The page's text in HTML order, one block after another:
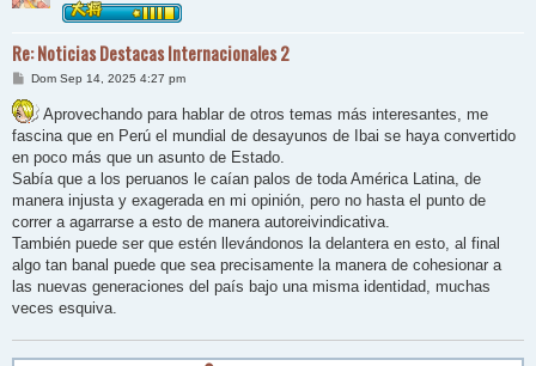
Re: Noticias Destacas Internacionales 2
M
n
s
a
e
Dom Sep 14, 2025 4:27 pm
Aprovechando para hablar de otros temas más interesantes, me
fascina que en Perú el mundial de desayunos de Ibai se haya convertido
en poco más que un asunto de Estado.
Sabía que a los peruanos le caían palos de toda América Latina, de
manera injusta y exagerada en mi opinión, pero no hasta el punto de
correr a agarrarse a esto de manera autoreivindicativa.
También puede ser que estén llevándonos la delantera en esto, al final
algo tan banal puede que sea precisamente la manera de cohesionar a
las nuevas generaciones del país bajo una misma identidad, muchas
veces esquiva.